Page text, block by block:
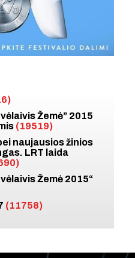
Žemė” 2015
(19519)
naujausios žinios
LRT laida
Žemė 2015“
(11758)